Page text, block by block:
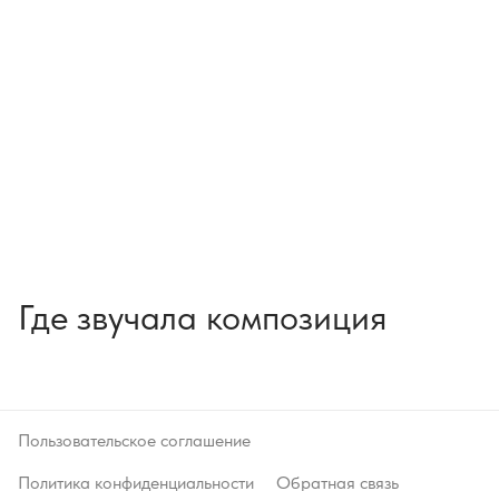
Где звучала композиция
Пользовательское соглашение
Политика конфиденциальности
Обратная связь